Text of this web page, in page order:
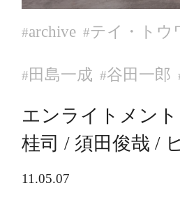
#archive #テイ・トウ
# 田島一成 #谷田一郎
エンライトメン
桂司 / 須田俊哉 /
11.05.07